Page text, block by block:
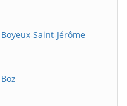
Saint-Jérôme